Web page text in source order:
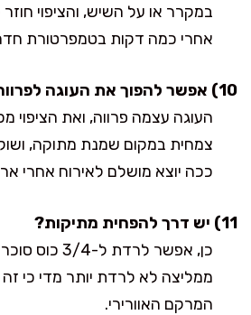
במקרר או על השיש, והציפוי
אחרי כמה דקות בטמפרטורת
10) אפשר להפוך את העוגה לפרווה?
העוגה עצמה פרווה, ואת הציפוי
צמחית במקום שמנת מתוקה,
ככה יוצא מושלם לאירוח אחרי
11) יש דרך להפחית מתיקות?
כן, אפשר לרדת ל-
ממליצה לא לרדת יותר מדי כי
המרקם האוורירי.